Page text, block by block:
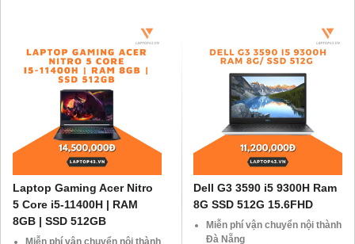
Laptop Gaming Acer Nitro
5 Core i5-11400H | RAM
8GB | SSD 512GB
Miễn phí vận chuyển nội thành
Dell G3 3590 i5 9300H Ram
8G SSD 512G 15.6FHD
Miễn phí vận chuyển nội thành
Đà Nẵng